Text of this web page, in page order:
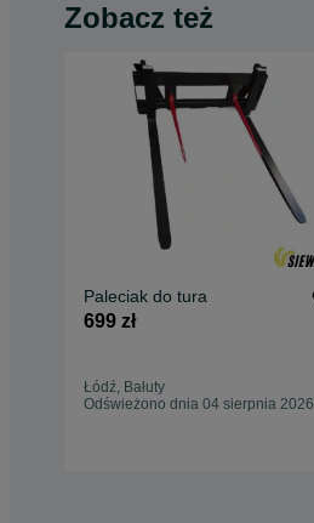
Zobacz też
Paleciak do tura
699 zł
Łódź, Bałuty
Odświeżono dnia 04 sierpnia 2026